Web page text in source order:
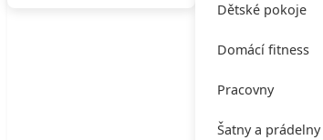
Dětské pokoje
Domácí fitness
Pracovny
Šatny a prádelny